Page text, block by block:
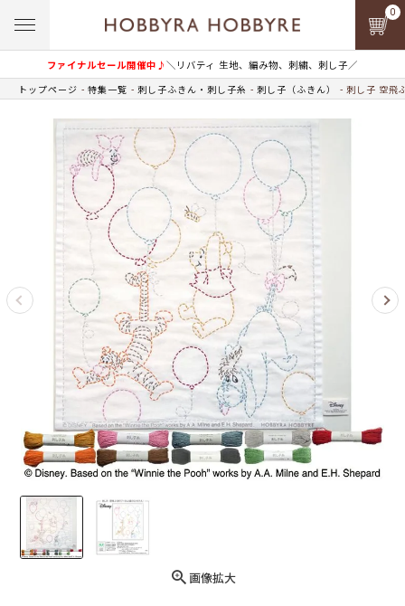
ファイナルセール開催中♪＼リバティ 生地、編み物、刺繍、刺し子／
0
トップページ 特集一覧 刺し子ふきん・刺し子糸 刺し子（ふきん） 刺し子 空飛
画像拡大